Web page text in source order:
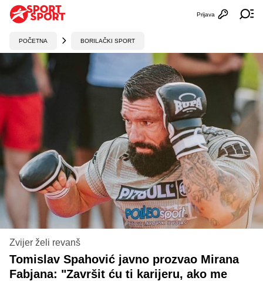
Otvori
Prijava
POČETNA BORILAČKI SPORT
Zvijer želi revanš
Tomislav Spahović javno prozvao Mirana
Fabjana: "Završit ću ti karijeru, ako me